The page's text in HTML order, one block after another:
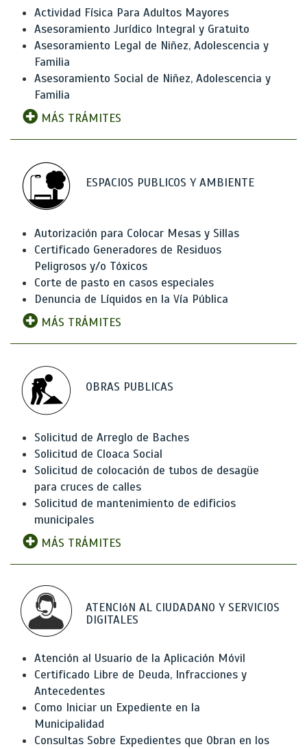
Actividad Física Para Adultos Mayores
Asesoramiento Jurídico Integral y Gratuito
Asesoramiento Legal de Niñez, Adolescencia y
Familia
Asesoramiento Social de Niñez, Adolescencia y
Familia
MÁS TRÁMITES
ESPACIOS PUBLICOS Y AMBIENTE
Autorización para Colocar Mesas y Sillas
Certificado Generadores de Residuos
Peligrosos y/o Tóxicos
Corte de pasto en casos especiales
Denuncia de Líquidos en la Vía Pública
MÁS TRÁMITES
OBRAS PUBLICAS
Solicitud de Arreglo de Baches
Solicitud de Cloaca Social
Solicitud de colocación de tubos de desagüe
para cruces de calles
Solicitud de mantenimiento de edificios
municipales
MÁS TRÁMITES
ATENCIóN AL CIUDADANO Y SERVICIOS
DIGITALES
Atención al Usuario de la Aplicación Móvil
Certificado Libre de Deuda, Infracciones y
Antecedentes
Como Iniciar un Expediente en la
Municipalidad
Consultas Sobre Expedientes que Obran en los